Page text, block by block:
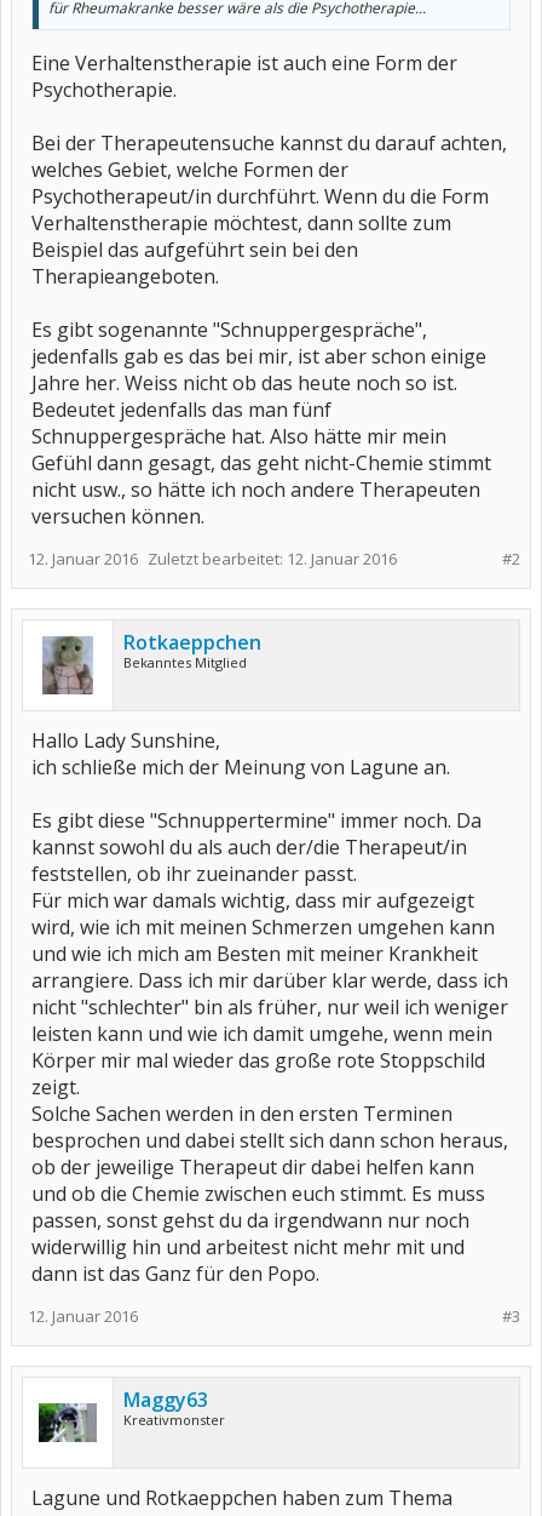
für Rheumakranke besser wäre als die Psychotherapie...
Eine Verhaltenstherapie ist auch eine Form der
Psychotherapie.
Bei der Therapeutensuche kannst du darauf achten,
welches Gebiet, welche Formen der
Psychotherapeut/in durchführt. Wenn du die Form
Verhaltenstherapie möchtest, dann sollte zum
Beispiel das aufgeführt sein bei den
Therapieangeboten.
Es gibt sogenannte "Schnuppergespräche",
jedenfalls gab es das bei mir, ist aber schon einige
Jahre her. Weiss nicht ob das heute noch so ist.
Bedeutet jedenfalls das man fünf
Schnuppergespräche hat. Also hätte mir mein
Gefühl dann gesagt, das geht nicht-Chemie stimmt
nicht usw., so hätte ich noch andere Therapeuten
versuchen können.
#2
12. Januar 2016 Zuletzt bearbeitet: 12. Januar 2016
Rotkaeppchen
Bekanntes Mitglied
Hallo Lady Sunshine,
ich schließe mich der Meinung von Lagune an.
Es gibt diese "Schnuppertermine" immer noch. Da
kannst sowohl du als auch der/die Therapeut/in
feststellen, ob ihr zueinander passt.
Für mich war damals wichtig, dass mir aufgezeigt
wird, wie ich mit meinen Schmerzen umgehen kann
und wie ich mich am Besten mit meiner Krankheit
arrangiere. Dass ich mir darüber klar werde, dass ich
nicht "schlechter" bin als früher, nur weil ich weniger
leisten kann und wie ich damit umgehe, wenn mein
Körper mir mal wieder das große rote Stoppschild
zeigt.
Solche Sachen werden in den ersten Terminen
besprochen und dabei stellt sich dann schon heraus,
ob der jeweilige Therapeut dir dabei helfen kann
und ob die Chemie zwischen euch stimmt. Es muss
passen, sonst gehst du da irgendwann nur noch
widerwillig hin und arbeitest nicht mehr mit und
dann ist das Ganz für den Popo.
#3
12. Januar 2016
Maggy63
Kreativmonster
Lagune und Rotkaeppchen haben zum Thema